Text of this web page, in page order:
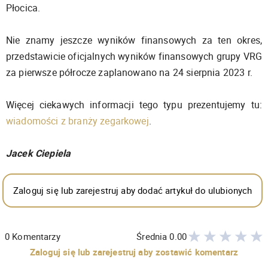
Płocica.
Nie znamy jeszcze wyników finansowych za ten okres,
przedstawicie oficjalnych wyników finansowych grupy VRG
za pierwsze półrocze zaplanowano na 24 sierpnia 2023 r.
Więcej ciekawych informacji tego typu prezentujemy tu:
wiadomości z branży zegarkowej.
Jacek Ciepiela
Zaloguj się lub zarejestruj aby dodać artykuł do ulubionych
0 Komentarzy Średnia0.00
Zaloguj się lub zarejestruj aby zostawić komentarz